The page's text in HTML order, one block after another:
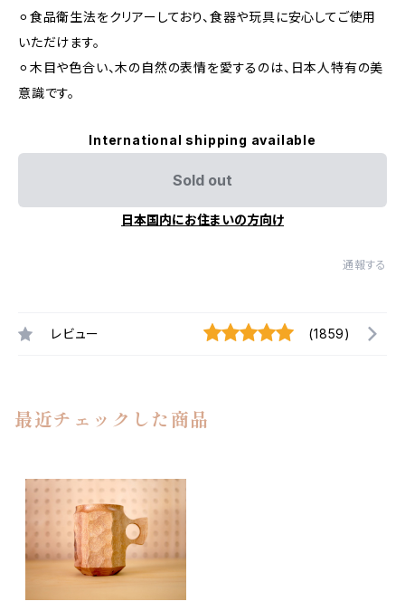
⚪︎食品衛生法をクリアーしており、食器や玩具に安心してご使用
いただけます。
⚪︎木目や色合い、木の自然の表情を愛するのは、日本人特有の美
意識です。
International shipping available
Sold out
日本国内にお住まいの方向け
通報する
レビュー (1859)
最近チェックした商品